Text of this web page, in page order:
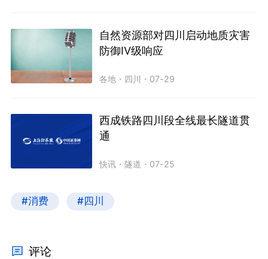
自然资源部对四川启动地质灾害
防御IV级响应
各地 ・ 四川 ・ 07-29
西成铁路四川段全线最长隧道贯
通
快讯 ・隧道 ・ 07-25
#消费 #四川
评论